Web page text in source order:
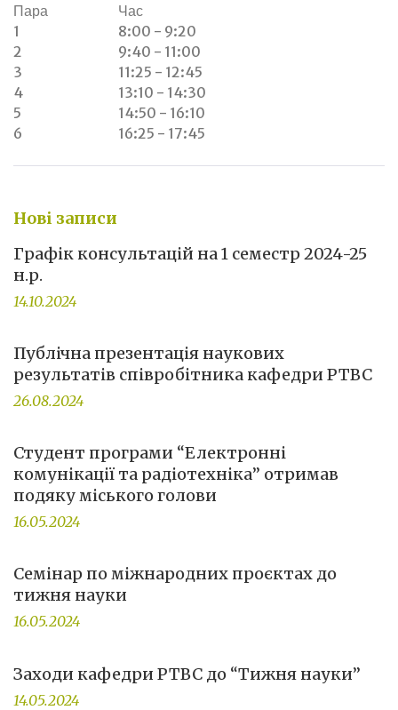
Пара
Час
1
8:00 - 9:20
2
9:40 - 11:00
3
11:25 - 12:45
4
13:10 - 14:30
5
14:50 - 16:10
6
16:25 - 17:45
Нові записи
Графік консультацій на 1 семестр 2024-25
н.р.
14.10.2024
Публічна презентація наукових
результатів співробітника кафедри РТВС
26.08.2024
Студент програми “Електронні
комунікації та радіотехніка” отримав
подяку міського голови
16.05.2024
Семінар по міжнародних проєктах до
тижня науки
16.05.2024
Заходи кафедри РТВС до “Тижня науки”
14.05.2024